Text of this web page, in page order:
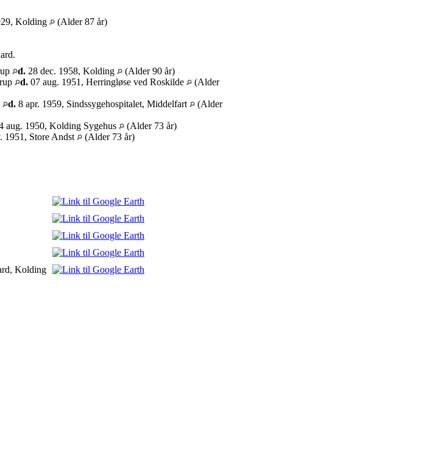
Kolding
(Alder 87 år)
d. 28 dec. 1958, Kolding
(Alder 90 år)
d. 07 aug. 1951, Herringløse ved Roskilde
(Alder
d. 8 apr. 1959, Sindssygehospitalet, Middelfart
(Alder
aug. 1950, Kolding Sygehus
(Alder 73 år)
1951, Store Andst
(Alder 73 år)
Kolding